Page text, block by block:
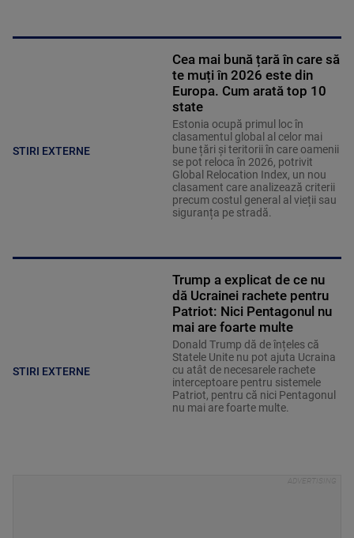
STIRI EXTERNE
Cea mai bună țară în care să
te muți în 2026 este din
Europa. Cum arată top 10
state
Estonia ocupă primul loc în
clasamentul global al celor mai
bune țări și teritorii în care oamenii
se pot reloca în 2026, potrivit
Global Relocation Index, un nou
clasament care analizează criterii
precum costul general al vieții sau
siguranța pe stradă.
STIRI EXTERNE
Trump a explicat de ce nu
dă Ucrainei rachete pentru
Patriot: Nici Pentagonul nu
mai are foarte multe
Donald Trump dă de înțeles că
Statele Unite nu pot ajuta Ucraina
cu atât de necesarele rachete
interceptoare pentru sistemele
Patriot, pentru că nici Pentagonul
nu mai are foarte multe.